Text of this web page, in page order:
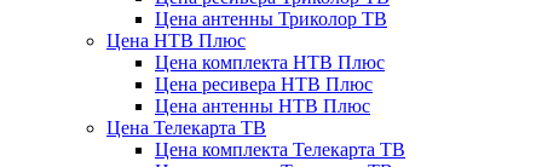
Цена антенны Триколор ТВ
Цена НТВ Плюс
Цена комплекта НТВ Плюс
Цена ресивера НТВ Плюс
Цена антенны НТВ Плюс
Цена Телекарта ТВ
Цена комплекта Телекарта ТВ